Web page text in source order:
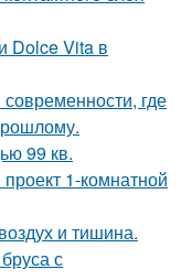
Dolce Vita в
где
99 кв.
1-комнатной
и тишина.
с